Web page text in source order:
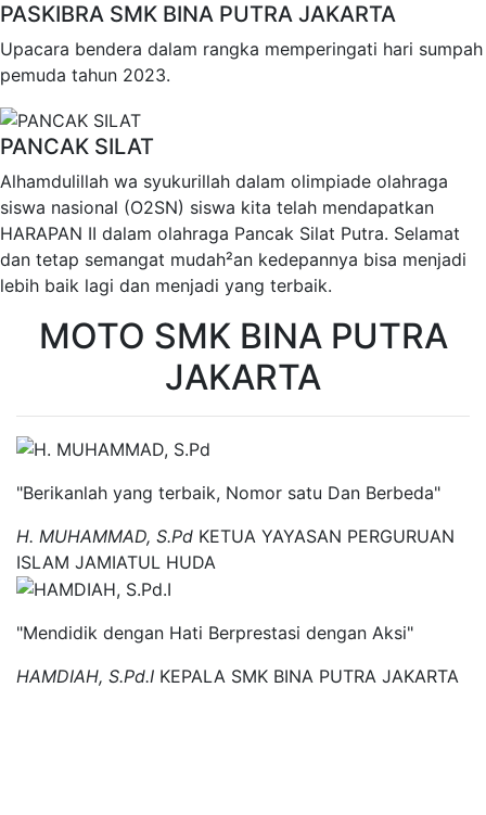
PASKIBRA SMK BINA PUTRA JAKARTA
Upacara bendera dalam rangka memperingati hari sumpah
pemuda tahun 2023.
PANCAK SILAT
Alhamdulillah wa syukurillah dalam olimpiade olahraga
siswa nasional (O2SN) siswa kita telah mendapatkan
HARAPAN II dalam olahraga Pancak Silat Putra. Selamat
dan tetap semangat mudah²an kedepannya bisa menjadi
lebih baik lagi dan menjadi yang terbaik.
MOTO SMK BINA PUTRA
JAKARTA
"Berikanlah yang terbaik, Nomor satu Dan Berbeda"
H. MUHAMMAD, S.Pd KETUA YAYASAN PERGURUAN
ISLAM JAMIATUL HUDA
"Mendidik dengan Hati Berprestasi dengan Aksi"
HAMDIAH, S.Pd.I KEPALA SMK BINA PUTRA JAKARTA